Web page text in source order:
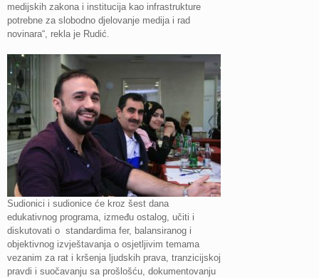
medijskih zakona i institucija kao infrastrukture
potrebne za slobodno djelovanje medija i rad
novinara“, rekla je Rudić.
Sudionici i sudionice će kroz šest dana
edukativnog programa, između ostalog, učiti i
diskutovati o standardima fer, balansiranog i
objektivnog izvještavanja o osjetljivim temama
vezanim za rat i kršenja ljudskih prava, tranzicijskoj
pravdi i suočavanju sa prošlošću, dokumentovanju